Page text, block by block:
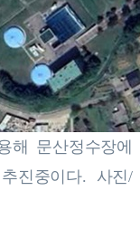
해 문산정수장에
진중이다. 사진/